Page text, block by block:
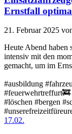
Ernstfall
21. Februar 2025
Heute Abend haben
intensiv mit den
gemacht, um im
#ausbildung
#löschen #bergen
17.02.